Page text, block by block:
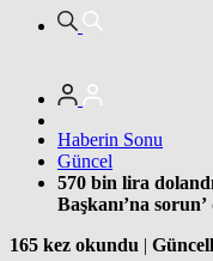
Haberin Sonu
Güncel
570 bin lira
Başkanı’na
165 kez okundu |